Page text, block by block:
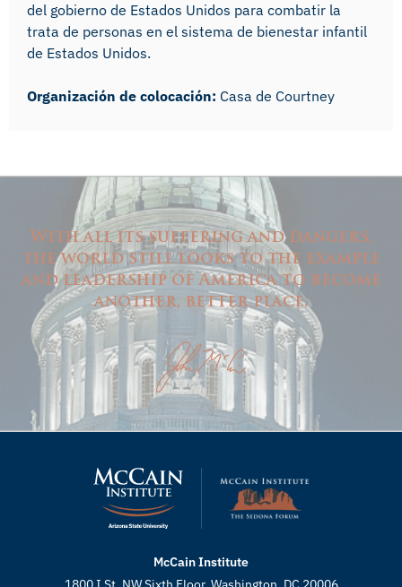
del gobierno de Estados Unidos para combatir la
trata de personas en el sistema de bienestar infantil
de Estados Unidos.
Organización de colocación: Casa de Courtney
With all its suffering and dangers,
the world still looks to the example
and leadership of America to become
another, better place.
McCain Institute